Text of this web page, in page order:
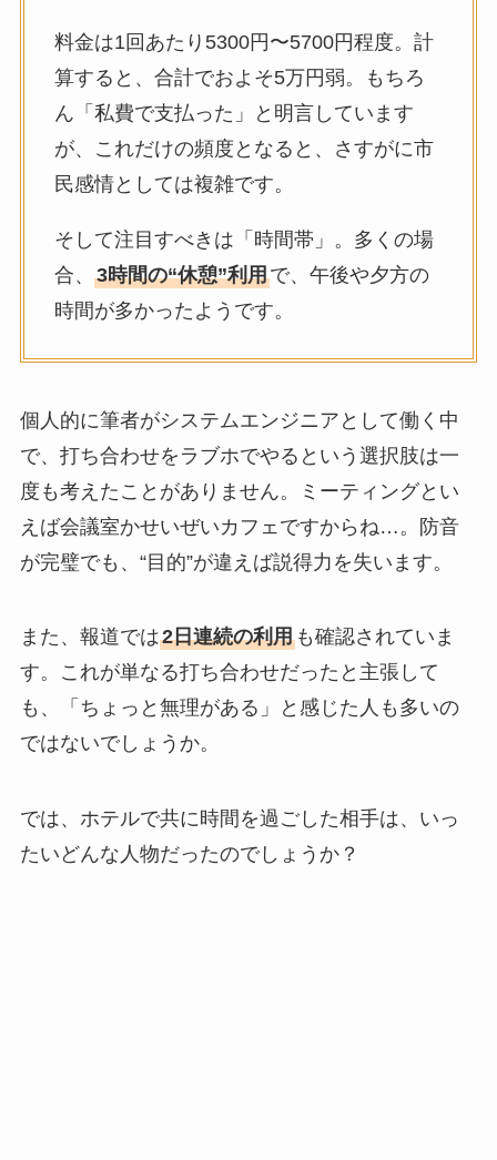
料金は1回あたり5300円〜5700円程度。計
算すると、合計でおよそ5万円弱。もちろ
ん「私費で支払った」と明言しています
が、これだけの頻度となると、さすがに市
民感情としては複雑です。
そして注目すべきは「時間帯」。多くの場
合、 3時間の“休憩”利用で、午後や夕方の
時間が多かったようです。
個人的に筆者がシステムエンジニアとして働く中
で、打ち合わせをラブホでやるという選択肢は一
度も考えたことがありません。ミーティングとい
えば会議室かせいぜいカフェですからね…。防音
が完璧でも、“目的”が違えば説得力を失います。
また、報道では2日連続の利用も確認されていま
す。これが単なる打ち合わせだったと主張して
も、「ちょっと無理がある」と感じた人も多いの
ではないでしょうか。
では、ホテルで共に時間を過ごした相手は、いっ
たいどんな人物だったのでしょうか？